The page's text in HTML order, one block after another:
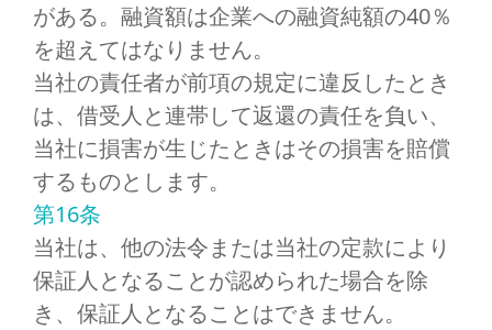
がある。融資額は企業への融資純額の40％
を超えてはなりません。
当社の責任者が前項の規定に違反したとき
は、借受人と連帯して返還の責任を負い、
当社に損害が生じたときはその損害を賠償
するものとします。
第16条
当社は、他の法令または当社の定款により
保証人となることが認められた場合を除
き、保証人となることはできません。